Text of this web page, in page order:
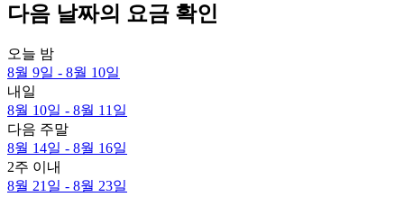
다음 날짜의 요금 확인
오늘 밤
8월 9일 - 8월 10일
내일
8월 10일 - 8월 11일
다음 주말
8월 14일 - 8월 16일
2주 이내
8월 21일 - 8월 23일